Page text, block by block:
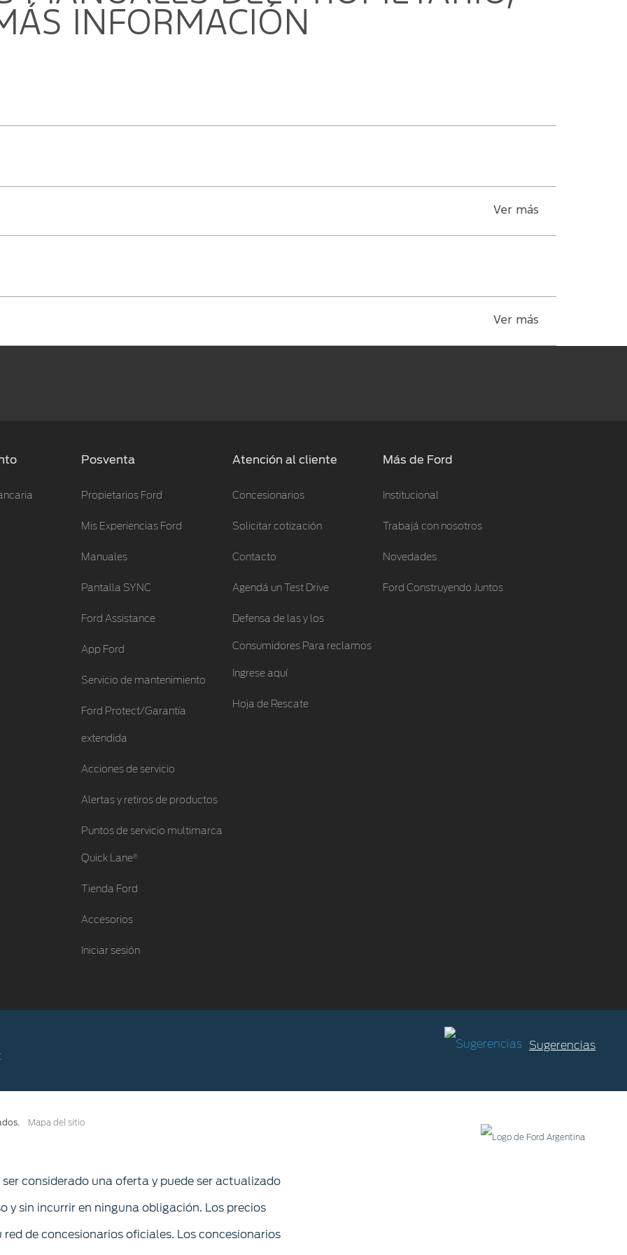
Garantía extendida
INFORMACIÓN
Ver más
Ver más
Posventa
Propietarios Ford
Mis Experiencias Ford
Manuales
Pantalla SYNC
Ford Assistance
App Ford
Servicio de mantenimiento
Ford Protect/Garantía
extendida
Acciones de servicio
Alertas y retiros de productos
Puntos de servicio multimarca
Quick Lane®
Tienda Ford
Accesorios
Iniciar sesión
Atención al cliente
Concesionarios
Solicitar cotización
Contacto
Agendá un Test Drive
Defensa de las y los
Consumidores Para reclamos
Ingrese aquí
Hoja de Rescate
Más de Ford
Institucional
Trabajá con nosotros
Novedades
Ford Construyendo Juntos
Sugerencias
Mapa del sitio
considerado una oferta y puede ser actualizado
y sin incurrir en ninguna obligación. Los precios
de concesionarios oficiales. Los concesionarios